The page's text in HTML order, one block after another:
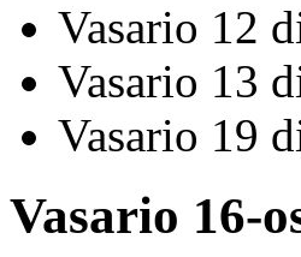
Vasario 12
Vasario 13
Vasario 19
Vasario 16-